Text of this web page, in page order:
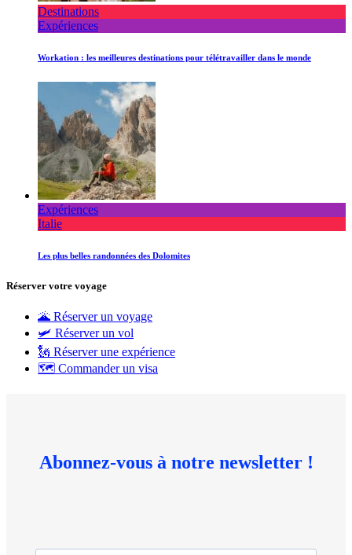
Destinations
Expériences
Workation : les meilleures destinations pour télétravailler dans le monde
Expériences
Italie
Les plus belles randonnées des Dolomites
Réserver votre voyage
🌋 Réserver un voyage
🛩 Réserver un vol
🗽 Réserver une expérience
🗺 Commander un visa
Abonnez-vous à notre newsletter !